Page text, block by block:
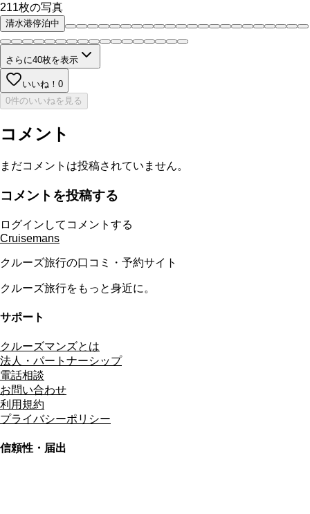
211枚の写真
清水港停泊中
さらに40枚を表示
いいね！ 0
0件のいいねを見る
コメント
まだコメントは投稿されていません。
コメントを投稿する
ログインしてコメントする
Cruisemans
クルーズ旅行の口コミ・予約サイト
クルーズ旅行をもっと身近に。
サポート
クルーズマンズとは
法人・パートナーシップ
電話相談
お問い合わせ
利用規約
プライバシーポリシー
信頼性・届出